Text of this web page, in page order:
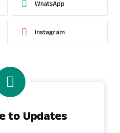
WhatsApp
Instagram
to Updates